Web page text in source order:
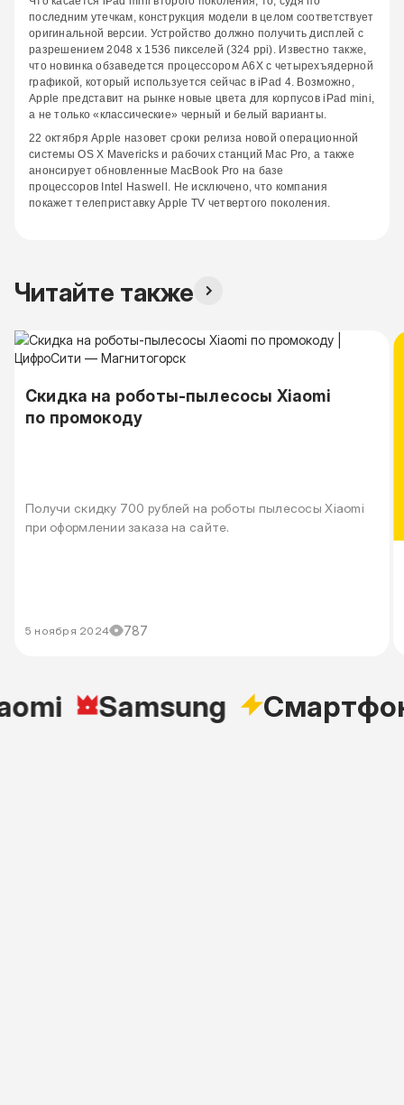
последним утечкам, конструкция модели в целом соответствует
оригинальной версии. Устройство должно получить дисплей с
разрешением 2048 х 1536 пикселей (324 ppi). Известно также,
что новинка обзаведется процессором A6X с четырехъядерной
графикой, который используется сейчас в iPad 4. Возможно,
Apple представит на рынке новые цвета для корпусов iPad mini,
а не только «классические» черный и белый варианты.
22 октября Apple назовет сроки релиза новой операционной
системы OS X Mavericks и рабочих станций Mac Pro, а также
анонсирует обновленные MacBook Pro на базе
процессоров Intel Haswell. Не исключено, что компания
покажет телеприставку Apple TV четвертого поколения.
Читайте также
Скидка на роботы-пылесосы Xiaomi
по промокоду
Получи скидку 700 рублей на роботы пылесосы Xiaomi
при оформлении заказа на сайте.
5 ноября 2024 787
Samsung